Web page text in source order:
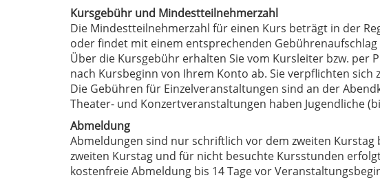
Kursgebühr und Mindestteilnehmerzahl
Die Mindestteilnehmerzahl für einen Kurs beträgt in der
oder findet mit einem entsprechenden
Über die Kursgebühr erhalten Sie vom Kursleiter bzw. per
nach Kursbeginn von Ihrem Konto ab. Sie verpflichten sich
Die Gebühren für Einzelveranstaltungen sind an der
Theater- und Konzertveranstaltungen haben Jugendliche
Abmeldung
Abmeldungen sind nur schriftlich vor dem zweiten
zweiten Kurstag und für nicht besuchte Kursstunden
kostenfreie Abmeldung bis 14 Tage vor